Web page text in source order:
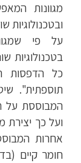
מגוונות
ובטכנולוגיות
על פי
בטכנולוגיות
כל הדפסות
תוספתית".
המבוססת על
ועל כך
אחרות